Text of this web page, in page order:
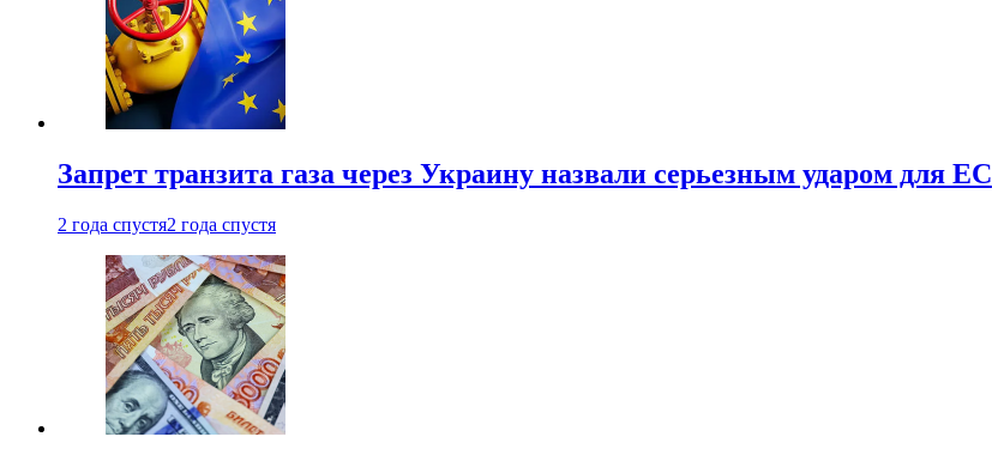
Запрет транзита газа через Украину назвали серьезным ударом для ЕС
2 года спустя2 года спустя